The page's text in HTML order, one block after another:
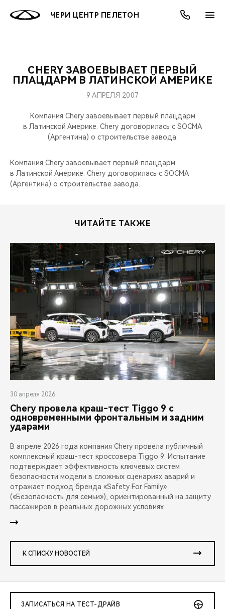
ЧЕРИ ЦЕНТР ПЕЛЕТОН
МОДЕЛИ
КРОССОВЕРЫ
СЕДАНЫ
ПОКУПАТЕЛЯМ
КРЕДИТ И СТРАХОВАНИЕ
ВЛАДЕЛЬЦАМ
ЗАПЧАСТИ И АКСЕССУАРЫ
CHERY CONNECT
МИР CHERY
О БРЕНДЕ
ЛЮДИ CHERY
CHERY И СПОРТ
НАШИ МЕРОПРИЯТИЯ
ВИДЕООБЗОРЫ
CHERY ДЛЯ ДЕТЕЙ
АКЦИИ
ОНЛАЙН СЕРВИСЫ
КРЕДИТ
О КОМПАНИИ
МЫ В СОЦСЕТЯХ
CHERY ЗАВОЕВЫВАЕТ ПЕРВЫЙ
ПЛАЦДАРМ В ЛАТИНСКОЙ АМЕРИКЕ
9 АПРЕЛЯ 2007
Компания Chery завоевывает первый плацдарм
в Латинской Америке. Chery договорилась с SOCMA
(Аргентина) о строительстве завода.
Компания Chery завоевывает первый плацдарм
в Латинской Америке. Chery договорилась с SOCMA
(Аргентина) о строительстве завода.
ЧИТАЙТЕ ТАКЖЕ
30 апреля 2026
Chery провела краш-тест Tiggo 9 с
одновременными фронтальным и задним
ударами
В апреле 2026 года компания Chery провела публичный
комплексный краш-тест кроссовера Tiggo 9. Испытание
подтверждает эффективность ключевых систем
безопасности модели в сложных сценариях аварий и
отражает подход бренда «Safety For Family»
(«Безопасность для семьи»), ориентированный на защиту
пассажиров в реальных дорожных условиях.
К СПИСКУ НОВОСТЕЙ
ЗАПИСАТЬСЯ НА ТЕСТ-ДРАЙВ